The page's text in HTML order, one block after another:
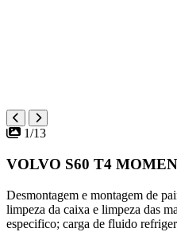
1/13
VOLVO S60 T4
Desmontagem e montagem de
limpeza da caixa e limpeza das
especifico; carga de fluido